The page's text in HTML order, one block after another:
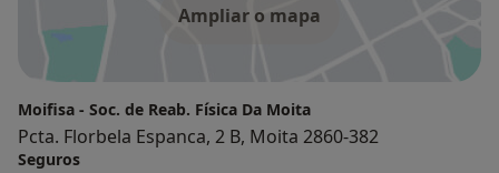
Ampliar o mapa
Moifisa - Soc. de Reab. Física Da Moita
Pcta. Florbela Espanca, 2 B, Moita 2860-382
Seguros